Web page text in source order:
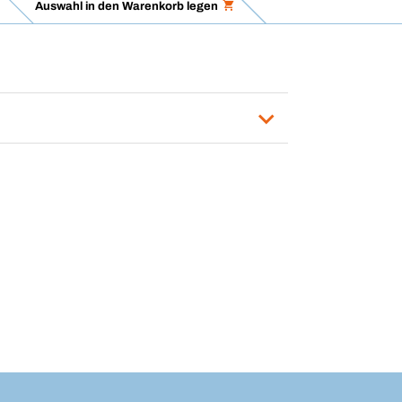
Auswahl in den Warenkorb legen